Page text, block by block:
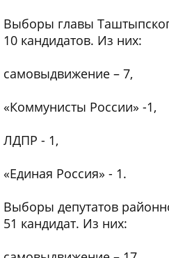
Выборы главы
10 кандидатов. Из них:
самовыдвижение – 7,
«Коммунисты России» -1,
ЛДПР - 1,
«Единая Россия» - 1.
Выборы депутатов
51 кандидат. Из них: